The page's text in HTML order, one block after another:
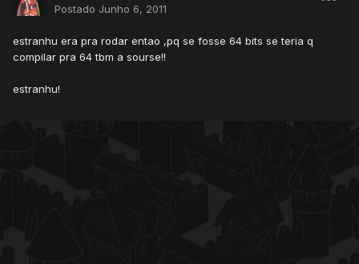
Postado Junho 6, 2011
estranhu era pra rodar entao ,pq se fosse 64 bits se teria q
compilar pra 64 tbm a sourse!!
estranhu!